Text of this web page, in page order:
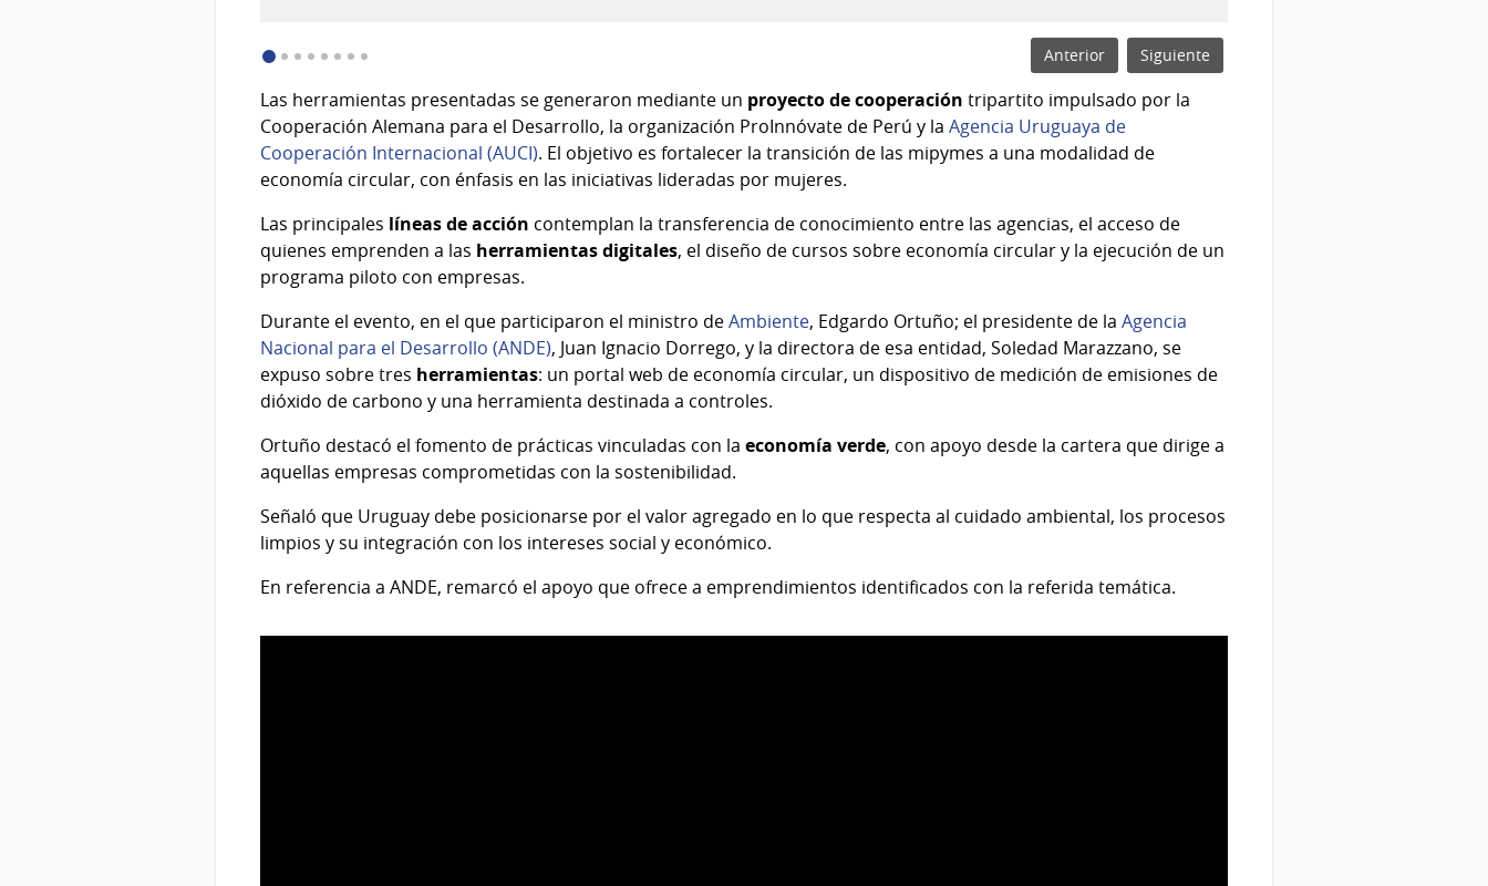
Anterior Siguiente
Las herramientas presentadas se generaron mediante un proyecto de cooperación tripartito impulsado por la
Cooperación Alemana para el Desarrollo, la organización ProInnóvate de Perú y la Agencia Uruguaya de
Cooperación Internacional (AUCI). El objetivo es fortalecer la transición de las mipymes a una modalidad de
economía circular, con énfasis en las iniciativas lideradas por mujeres.
Las principales líneas de acción contemplan la transferencia de conocimiento entre las agencias, el acceso de
quienes emprenden a las herramientas digitales, el diseño de cursos sobre economía circular y la ejecución de un
programa piloto con empresas.
Durante el evento, en el que participaron el ministro deAmbiente, Edgardo Ortuño; el presidente de la Agencia
Nacional para el Desarrollo (ANDE), Juan Ignacio Dorrego, y la directora de esa entidad, Soledad Marazzano, se
expuso sobre tres herramientas: un portal web de economía circular, un dispositivo de medición de emisiones de
dióxido de carbono y una herramienta destinada a controles.
Ortuño destacó el fomento de prácticas vinculadas con la economía verde, con apoyo desde la cartera que dirige a
aquellas empresas comprometidas con la sostenibilidad.
Señaló que Uruguay debe posicionarse por el valor agregado en lo que respecta al cuidado ambiental, los procesos
limpios y su integración con los intereses social y económico.
En referencia a ANDE, remarcó el apoyo que ofrece a emprendimientos identificados con la referida temática.